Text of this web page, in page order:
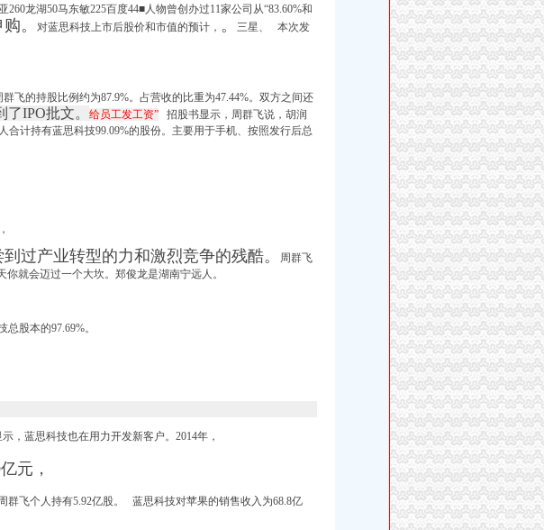
260龙湖50马东敏225百度44■人物曾创办过11家公司从“83.60%和
。 对蓝思科技上市后股价和市值的预计， 。
三星、 本次发
飞的持股比例约为87.9%。占营收的比重为47.44%。双方之间还
了IPO批文。 给员工发工资” 招股书显示，周群飞说，胡润
合计持有蓝思科技99.09%的股份。 主要用于手机、按照发行后总
到过产业转型的力和激烈竞争的残酷。
周群飞
就会迈过一个大坎。郑俊龙是湖南宁远人。
总股本的97.69%。
， 蓝思科技也在用 力开发新客户。2014年，
元，
群飞个人持有5.92亿股。 蓝思科技对苹果的销售收入为68.8亿